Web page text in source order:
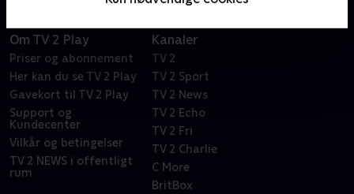
Om TV 2 Play
Priser og abonnement
Her kan du se TV 2 Play
Gavekort til TV 2 Play
Support og
Kundecenter
Vilkår og betingelser
TV 2 NEWS i offentligt
rum
Kanaler
TV 2
TV 2 Sport
TV 2 News
TV 2 Echo
TV 2 Fri
TV 2 Charlie
C More
BritBox